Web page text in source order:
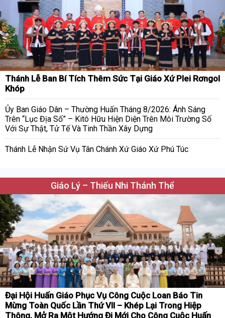
Thánh Lễ Ban Bí Tích Thêm Sức Tại Giáo Xứ Plei Rơngol
Khóp
Ủy Ban Giáo Dân – Thường Huấn Tháng 8/2026: Ánh Sáng
Trên “Lục Địa Số” – Kitô Hữu Hiện Diện Trên Môi Trường Số
Với Sự Thật, Tử Tế Và Tinh Thần Xây Dựng
Thánh Lễ Nhận Sứ Vụ Tân Chánh Xứ Giáo Xứ Phú Túc
Giáo Lý – Thiếu Nhi Thánh Thể
Đại Hội Huấn Giáo Phục Vụ Công Cuộc Loan Báo Tin
Mừng Toàn Quốc Lần Thứ VII – Khép Lại Trong Hiệp
Thông, Mở Ra Một Hướng Đi Mới Cho Công Cuộc Huấn